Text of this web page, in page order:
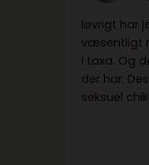
Iøvrigt har
væsentligt
i taxa. Og
der har.
seksuel